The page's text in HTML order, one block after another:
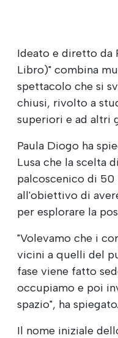
Ideato e diretto da
Libro)" combina
spettacolo che si
chiusi, rivolto a
superiori e ad altri
Paula Diogo ha
Lusa che la scelta
palcoscenico di 50
all'obiettivo di
per esplorare la
"Volevamo che i
vicini a quelli del
fase viene fatto
occupiamo e poi
spazio", ha spiegato.
Il nome iniziale